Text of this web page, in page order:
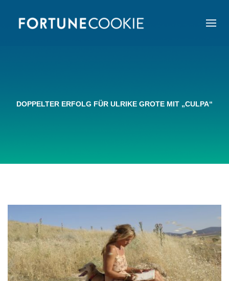
DOPPELTER ERFOLG FÜR ULRIKE GROTE MIT „CULPA“